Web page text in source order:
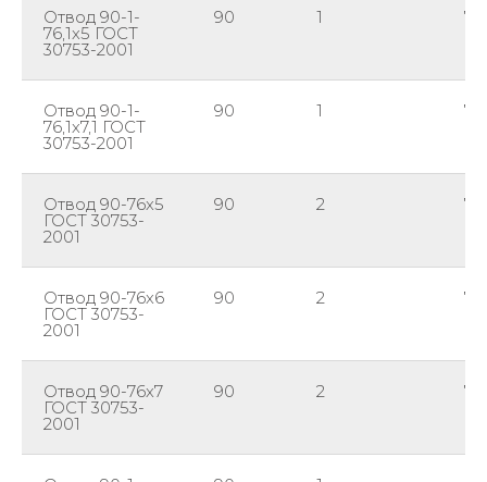
Отвод 90-1-
76,1х5 ГОСТ
30753-2001
90 1
Отвод 90-1-
76,1х7,1 ГОСТ
30753-2001
90 1
Отвод 90-76х5
ГОСТ 30753-
2001
90 2 76
Отвод 90-76х6
ГОСТ 30753-
2001
90 2 76
Отвод 90-76х7
ГОСТ 30753-
2001
90 2 76